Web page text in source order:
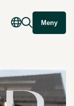
Meny